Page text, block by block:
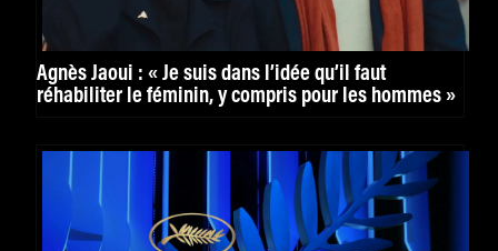
Agnès Jaoui : « Je suis dans l’idée qu’il faut
réhabiliter le féminin, y compris pour les hommes »